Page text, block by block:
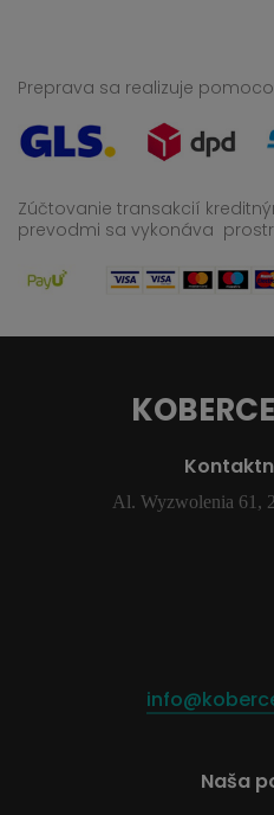
Preprava sa realizuje
Zúčtovanie transakcií
prevodmi sa vykonáva
KOBERCE
Al. Wyzwolenia 61,
Naša